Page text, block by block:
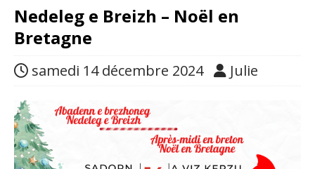
Nedeleg e Breizh – Noël en
Bretagne
samedi 14 décembre 2024 Julie